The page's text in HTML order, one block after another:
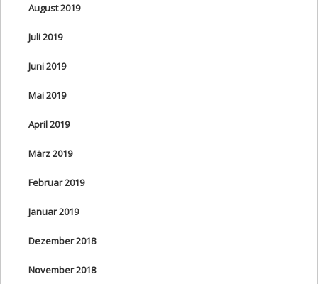
August 2019
Juli 2019
Juni 2019
Mai 2019
April 2019
März 2019
Februar 2019
Januar 2019
Dezember 2018
November 2018